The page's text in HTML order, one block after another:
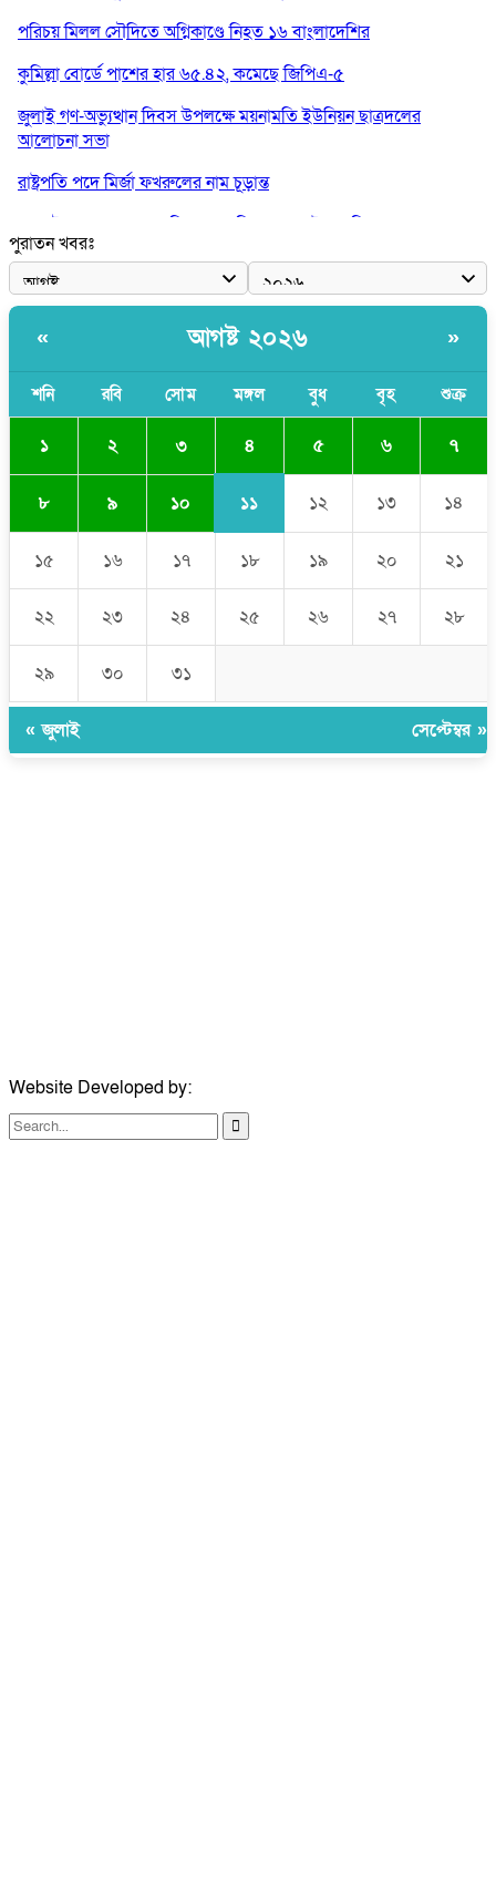
পরিচয় মিলল সৌদিতে অগ্নিকাণ্ডে নিহত ১৬ বাংলাদেশির
কুমিল্লা বোর্ডে পাশের হার ৬৫.৪২, কমেছে জিপিএ-৫
জুলাই গণ-অভ্যুত্থান দিবস উপলক্ষে ময়নামতি ইউনিয়ন ছাত্রদলের
আলোচনা সভা
রাষ্ট্রপতি পদে মির্জা ফখরুলের নাম চূড়ান্ত
১০০ টাকায় গরুর মাংস দিয়ে ভাত বিক্রেতা ‘ভাইরাল মিজান’ গ্রেপ্তার
বাংলাদেশি বৃদ্ধকে ধরে নিয়ে যাওয়ার পরে ভারতীয় যুবককে ধরে আনলো
স্থানীয়রা
স্কুলছাত্রীকে লাথির ভিডিও ভাইরাল, অভিযুক্তের বদলে ভুক্তভোগীকেই
পুরাতন খবরঃ
« আগষ্ট ২০২৬ »
শনি রবি সোম মঙ্গল বুধ বৃহ শুক্র
১ ২ ৩ ৪ ৫ ৬ ৭
৮ ৯ ১০ ১১ ১২ ১৩ ১৪
১৫ ১৬ ১৭ ১৮ ১৯ ২০ ২১
২২ ২৩ ২৪ ২৫ ২৬ ২৭ ২৮
২৯ ৩০ ৩১
« জুলাই সেপ্টেম্বর »
Website Developed by: